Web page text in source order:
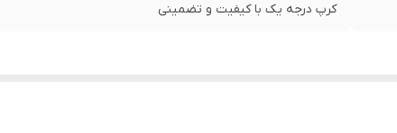
کرپ درجه یک با کیفیت و تضمینی